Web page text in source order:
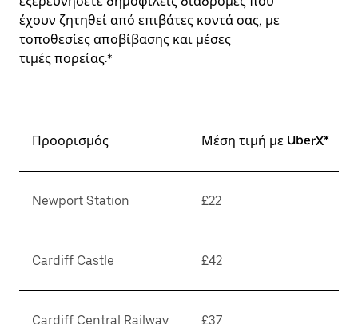
έχουν ζητηθεί από επιβάτες κοντά σας, με
τοποθεσίες αποβίβασης και μέσες
τιμές πορείας.*
Προορισμός Μέση τιμή με UberX*
Newport Station £22
Cardiff Castle £42
Cardiff Central Railway £37